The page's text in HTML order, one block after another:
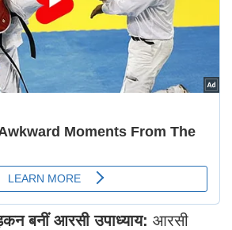
बनीं आरसी उपाध्याय: आरसी